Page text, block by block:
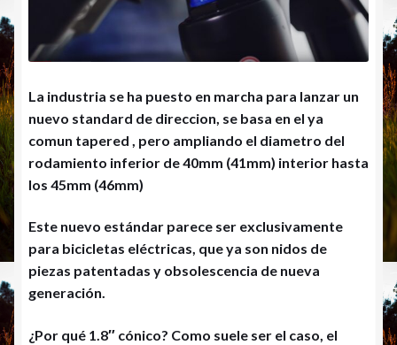
La industria se ha puesto en marcha para lanzar un
nuevo standard de direccion, se basa en el ya
comun tapered , pero ampliando el diametro del
rodamiento inferior de 40mm (41mm) interior hasta
los 45mm (46mm)
Este nuevo estándar parece ser exclusivamente
para bicicletas eléctricas, que ya son nidos de
piezas patentadas y obsolescencia de nueva
generación.
¿Por qué 1.8″ cónico? Como suele ser el caso, el